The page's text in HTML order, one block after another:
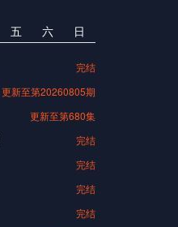
五 六 日
完结
更新至第20260805期
更新至第680集
完结
完结
完结
完结